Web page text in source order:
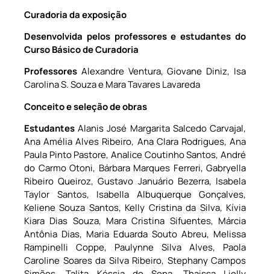
Curadoria da exposição
Desenvolvida pelos professores e estudantes do
Curso Básico de Curadoria
Professores Alexandre Ventura, Giovane Diniz, Isa
Carolina S. Souza e Mara Tavares Lavareda
Conceito e seleção de obras
Estudantes Alanis José Margarita Salcedo Carvajal,
Ana Amélia Alves Ribeiro, Ana Clara Rodrigues, Ana
Paula Pinto Pastore, Analice Coutinho Santos, André
do Carmo Otoni, Bárbara Marques Ferreri, Gabryella
Ribeiro Queiroz, Gustavo Januário Bezerra, Isabela
Taylor Santos, Isabella Albuquerque Gonçalves,
Keliene Souza Santos, Kelly Cristina da Silva, Kívia
Kiara Dias Souza, Mara Cristina Sifuentes, Márcia
Antônia Dias, Maria Eduarda Souto Abreu, Melissa
Rampinelli Coppe, Paulynne Silva Alves, Paola
Caroline Soares da Silva Ribeiro, Stephany Campos